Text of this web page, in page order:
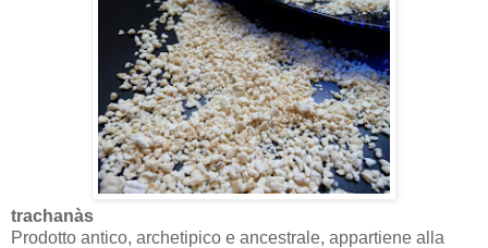
trachanàs
Prodotto antico, archetipico e ancestrale, appartiene alla